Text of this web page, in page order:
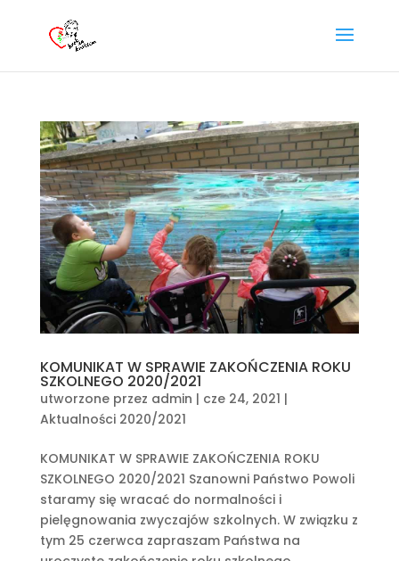
KOMUNIKAT W SPRAWIE ZAKOŃCZENIA ROKU
SZKOLNEGO 2020/2021
utworzone przez admin | cze 24, 2021 |
Aktualności 2020/2021
KOMUNIKAT W SPRAWIE ZAKOŃCZENIA ROKU
SZKOLNEGO 2020/2021 Szanowni Państwo Powoli
staramy się wracać do normalności i
pielęgnowania zwyczajów szkolnych. W związku z
tym 25 czerwca zapraszam Państwa na